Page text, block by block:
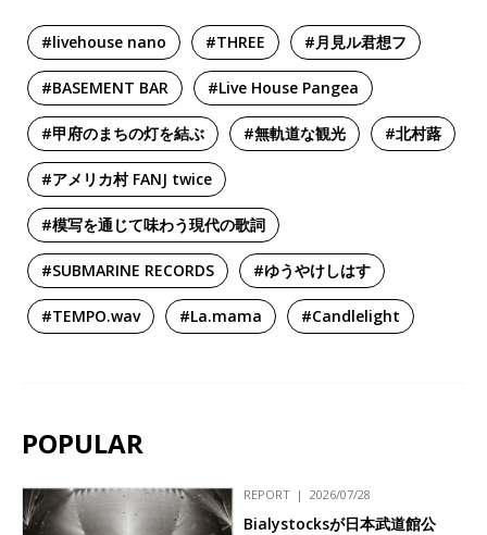
#livehouse nano #THREE #月見ル君想フ
#BASEMENT BAR #Live House Pangea
#甲府のまちの灯を結ぶ #無軌道な観光 #北村蕗
#アメリカ村 FANJ twice
#模写を通じて味わう現代の歌詞
#SUBMARINE RECORDS #ゆうやけしはす
#TEMPO.wav #La.mama #Candlelight
POPULAR
REPORT 2026/07/28
Bialystocksが日本武道館公